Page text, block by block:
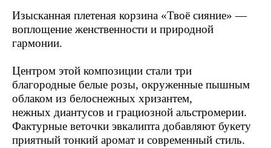
Изысканная плетеная корзина «Твоё сияние» —
воплощение женственности и природной
гармонии.
Центром этой композиции стали три
благородные белые розы, окруженные пышным
облаком из белоснежных хризантем,
нежных диантусов и грациозной альстромерии.
Фактурные веточки эвкалипта добавляют букету
приятный тонкий аромат и современный стиль.